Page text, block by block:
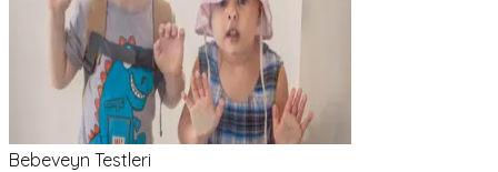
Bebeveyn Testleri